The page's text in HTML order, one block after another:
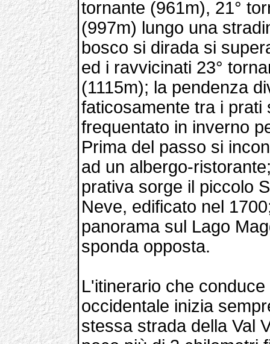
tornante (961m), 21°
(997m) lungo una
bosco si dirada si
ed i ravvicinati 23°
(1115m); la pendenza
faticosamente tra i prati
frequentato in inverno
Prima del passo si
ad un albergo-
prativa sorge il piccolo
Neve, edificato nel
panorama sul Lago
sponda opposta.
L'itinerario che
occidentale inizia
stessa strada della Val